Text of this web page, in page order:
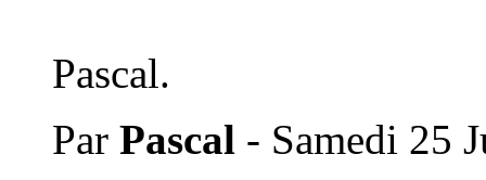
Pascal.
Par Pascal - Samedi 25